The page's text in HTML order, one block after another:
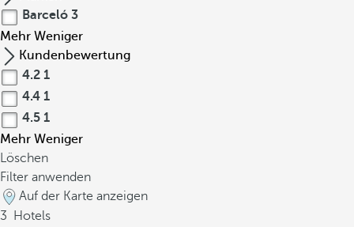
Barceló 3
Mehr Weniger
Kundenbewertung
4.2 1
4.4 1
4.5 1
Mehr Weniger
Löschen
Filter anwenden
Auf der Karte anzeigen
3
Hotels